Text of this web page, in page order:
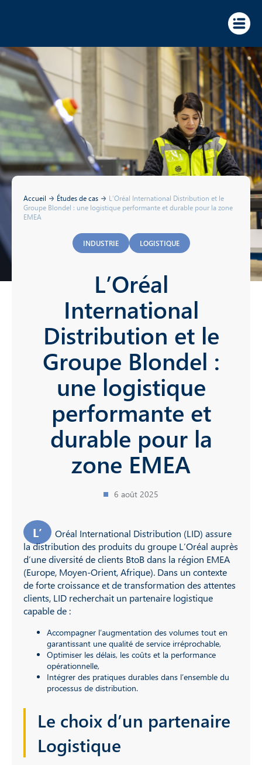
Accueil Études de cas
L’Oréal International Distribution et le
Groupe Blondel : une logistique performante et durable pour la zone
EMEA
INDUSTRIE LOGISTIQUE
L’Oréal
International
Distribution et le
Groupe Blondel :
une logistique
performante et
durable pour la
zone EMEA
6 août 2025
L’
Oréal International Distribution (LID) assure
la distribution des produits du groupe L’Oréal auprès
d’une diversité de clients BtoB dans la région EMEA
(Europe, Moyen-Orient, Afrique). Dans un contexte
de forte croissance et de transformation des attentes
clients, LID recherchait un partenaire logistique
capable de :
Accompagner l’augmentation des volumes tout en
garantissant une qualité de service irréprochable,
Optimiser les délais, les coûts et la performance
opérationnelle,
Intégrer des pratiques durables dans l’ensemble du
processus de distribution.
Le choix d’un partenaire
Logistique